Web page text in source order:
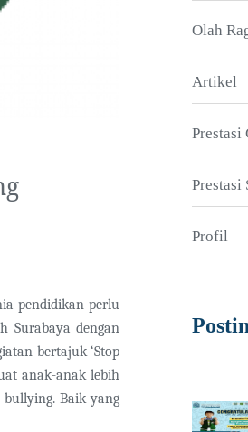
pendidikan perlu
Surabaya dengan
bertajuk ‘Stop
anak-anak lebih
Baik yang
Olah
Artikel
Prestasi
Prestasi
Profil